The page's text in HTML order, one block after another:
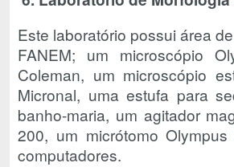
Este laboratório possui área
FANEM; um microscópio
Coleman, um microscópio
Micronal, uma estufa para
banho-maria, um agitador
200, um micrótomo
computadores.